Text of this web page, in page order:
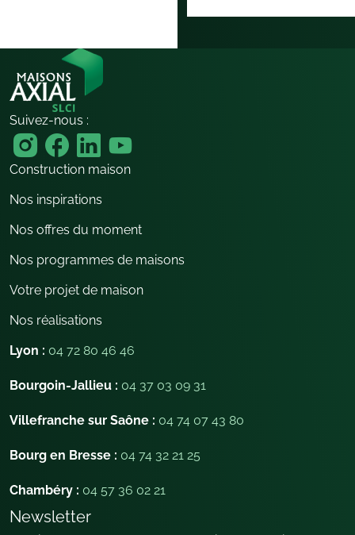
Suivez-nous :
Construction maison
Nos inspirations
Nos offres du moment
Nos programmes de maisons
Votre projet de maison
Nos réalisations
Lyon : 04 72 80 46 46
Bourgoin-Jallieu : 04 37 03 09 31
Villefranche sur Saône : 04 74 07 43 80
Bourg en Bresse : 04 74 32 21 25
Chambéry : 04 57 36 02 21
Newsletter